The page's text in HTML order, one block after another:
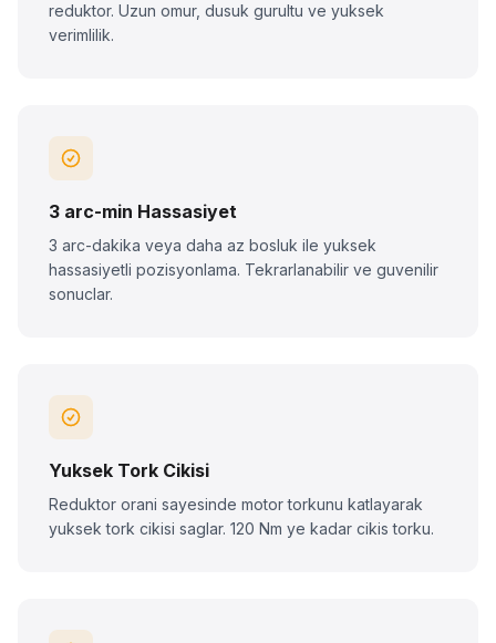
reduktor. Uzun omur, dusuk gurultu ve yuksek
verimlilik.
3 arc-min Hassasiyet
3 arc-dakika veya daha az bosluk ile yuksek
hassasiyetli pozisyonlama. Tekrarlanabilir ve guvenilir
sonuclar.
Yuksek Tork Cikisi
Reduktor orani sayesinde motor torkunu katlayarak
yuksek tork cikisi saglar. 120 Nm ye kadar cikis torku.